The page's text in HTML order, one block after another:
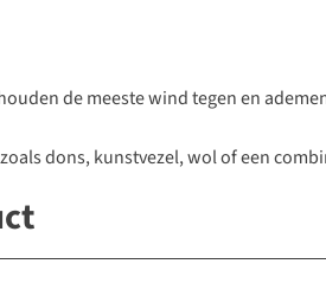
de meeste wind tegen en
dons, kunstvezel, wol of een